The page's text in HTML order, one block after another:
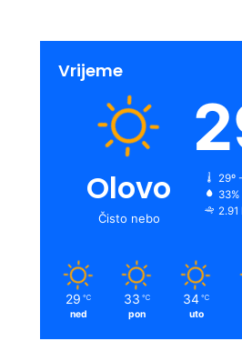
Vrijeme
Olovo
Čisto nebo
29º
33%
2.91
29 ℃
ned
33 ℃
pon
34 ℃
uto